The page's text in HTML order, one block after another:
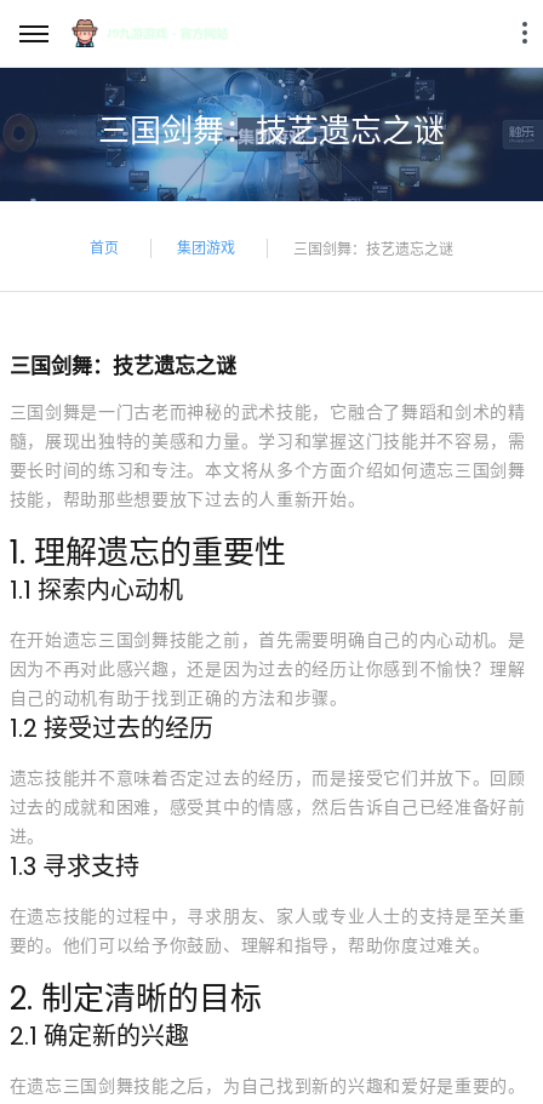
三国剑舞：技艺遗忘之谜
首页 集团游戏 三国剑舞：技艺遗忘之谜
三国剑舞：技艺遗忘之谜
三国剑舞是一门古老而神秘的武术技能，它融合了舞蹈和剑术的精
髓，展现出独特的美感和力量。学习和掌握这门技能并不容易，需
要长时间的练习和专注。本文将从多个方面介绍如何遗忘三国剑舞
技能，帮助那些想要放下过去的人重新开始。
1. 理解遗忘的重要性
1.1 探索内心动机
在开始遗忘三国剑舞技能之前，首先需要明确自己的内心动机。是
因为不再对此感兴趣，还是因为过去的经历让你感到不愉快？理解
自己的动机有助于找到正确的方法和步骤。
1.2 接受过去的经历
遗忘技能并不意味着否定过去的经历，而是接受它们并放下。回顾
过去的成就和困难，感受其中的情感，然后告诉自己已经准备好前
进。
1.3 寻求支持
在遗忘技能的过程中，寻求朋友、家人或专业人士的支持是至关重
要的。他们可以给予你鼓励、理解和指导，帮助你度过难关。
2. 制定清晰的目标
2.1 确定新的兴趣
在遗忘三国剑舞技能之后，为自己找到新的兴趣和爱好是重要的。